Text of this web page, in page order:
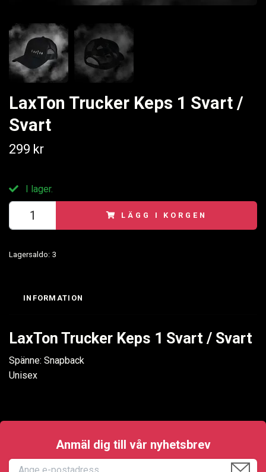
LaxTon Trucker Keps 1 Svart /
Svart
299 kr
I lager.
LÄGG I KORGEN
Lagersaldo: 3
INFORMATION
LaxTon Trucker Keps 1 Svart / Svart
Spänne: Snapback
Unisex
Anmäl dig till vår nyhetsbrev